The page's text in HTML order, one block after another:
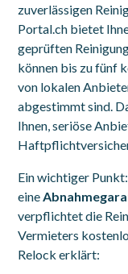
zuverlässigen
Portal.ch bietet
geprüften
können bis zu fünf
von lokalen
abgestimmt sind.
Ihnen, seriöse
Ein wichtiger
eine
verpflichtet die
Vermieters
Relock erklärt: